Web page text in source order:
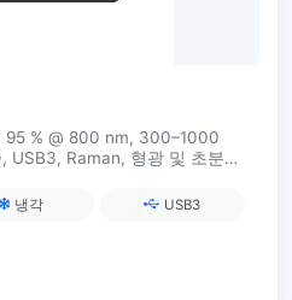
% @ 800 nm, 300–1000
USB3, Raman, 형광 및 초분광
냉각 USB3